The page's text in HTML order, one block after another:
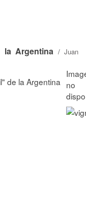
Argentina /Juan
de la Argentina